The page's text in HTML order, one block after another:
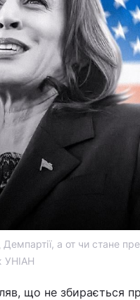
а от чи стане
УНІАН
що не збирається